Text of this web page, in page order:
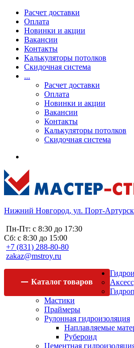
Расчет доставки
Оплата
Новинки и акции
Вакансии
Контакты
Калькуляторы потолков
Скидочная система
...
Расчет доставки
Оплата
Новинки и акции
Вакансии
Контакты
Калькуляторы потолков
Скидочная система
Нижний Новгород, ул. Порт-
Пн-Пт: с 8:30 до 17:30
Сб: с 8:30 до 15:00
+7 (831) 288-80-80
zakaz@mstroy.ru
Каталог товаров
Мастики
Праймеры
Рулонная гидроизоляция
Наплавляемые
Рубероид
Цементная